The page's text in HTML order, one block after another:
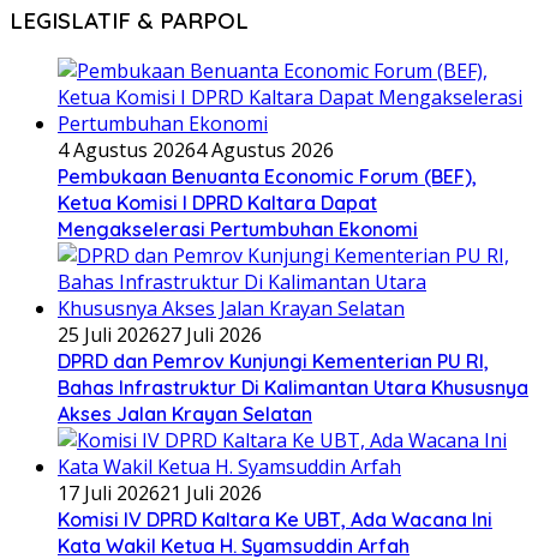
LEGISLATIF & PARPOL
4 Agustus 20264 Agustus 2026
Pembukaan Benuanta Economic Forum (BEF),
Ketua Komisi I DPRD Kaltara Dapat
Mengakselerasi Pertumbuhan Ekonomi
25 Juli 202627 Juli 2026
DPRD dan Pemrov Kunjungi Kementerian PU RI,
Bahas Infrastruktur Di Kalimantan Utara Khususnya
Akses Jalan Krayan Selatan
17 Juli 202621 Juli 2026
Komisi IV DPRD Kaltara Ke UBT, Ada Wacana Ini
Kata Wakil Ketua H. Syamsuddin Arfah